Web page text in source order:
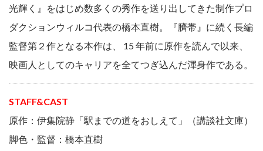
光輝く』をはじめ数多くの秀作を送り出してきた制作プロ
ダクションウィルコ代表の橋本直樹。『臍帯』に続く長編
監督第２作となる本作は、 15 年前に原作を読んで以来、
映画人としてのキャリアを全てつぎ込んだ渾身作である。
STAFF&CAST
原作：伊集院静「駅までの道をおしえて」（講談社文庫）
脚色・監督：橋本直樹